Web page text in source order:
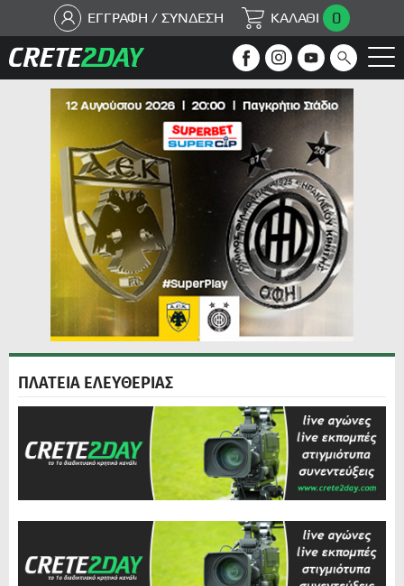
ΕΓΓΡΑΦΗ / ΣΥΝΔΕΣΗ ΚΑΛΑΘΙ 0
ΠΛΑΤΕΙΑ ΕΛΕΥΘΕΡΙΑΣ